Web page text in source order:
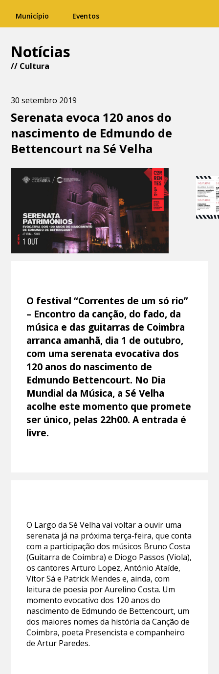
Município Eventos
Notícias
// Cultura
30 setembro 2019
Serenata evoca 120 anos do
nascimento de Edmundo de
Bettencourt na Sé Velha
O festival “Correntes de um só rio”
– Encontro da canção, do fado, da
música e das guitarras de Coimbra
arranca amanhã, dia 1 de outubro,
com uma serenata evocativa dos
120 anos do nascimento de
Edmundo Bettencourt. No Dia
Mundial da Música, a Sé Velha
acolhe este momento que promete
ser único, pelas 22h00. A entrada é
livre.
O Largo da Sé Velha vai voltar a ouvir uma
serenata já na próxima terça-feira, que conta
com a participação dos músicos Bruno Costa
(Guitarra de Coimbra) e Diogo Passos (Viola),
os cantores Arturo Lopez, António Ataíde,
Vítor Sá e Patrick Mendes e, ainda, com
leitura de poesia por Aurelino Costa. Um
momento evocativo dos 120 anos do
nascimento de Edmundo de Bettencourt, um
dos maiores nomes da história da Canção de
Coimbra, poeta Presencista e companheiro
de Artur Paredes.